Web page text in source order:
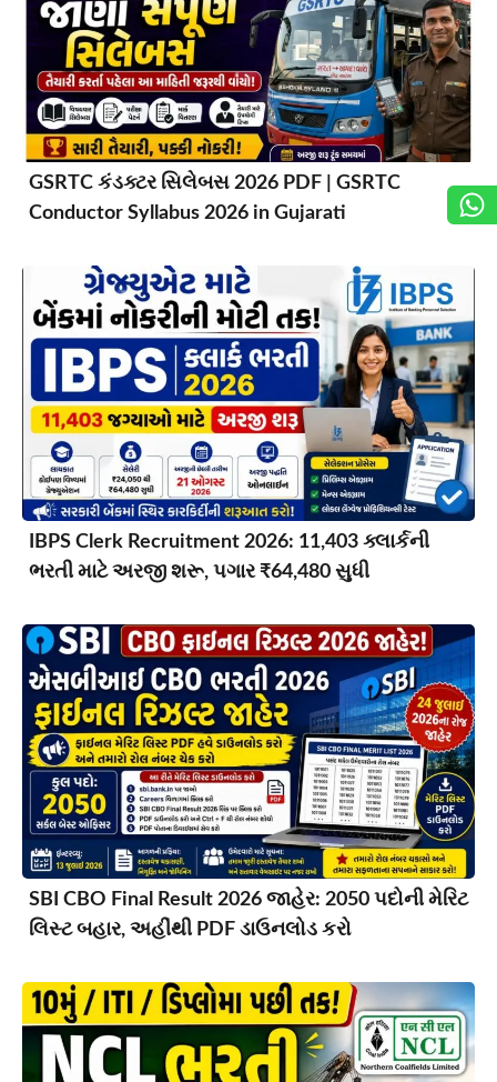
GSRTC કંડક્ટર સિલેબસ 2026 PDF | GSRTC
Conductor Syllabus 2026 in Gujarati
IBPS Clerk Recruitment 2026: 11,403 ક્લાર્કની
ભરતી માટે અરજી શરૂ, પગાર ₹64,480 સુધી
SBI CBO Final Result 2026 જાહેર: 2050 પદોની મેરિટ
લિસ્ટ બહાર, અહીંથી PDF ડાઉનલોડ કરો